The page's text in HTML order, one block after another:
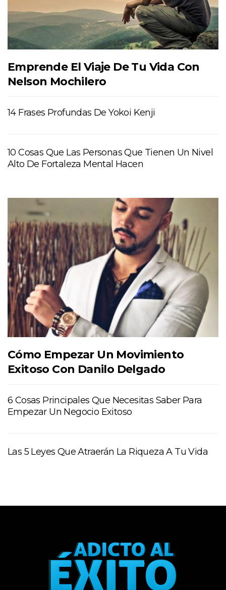
Emprende El Viaje De Tu Vida Con
Nelson Mochilero
14 Frases Profundas De Yokoi Kenji
10 Cosas Que Las Personas Que Tienen Un Nivel
Alto De Fortaleza Mental Hacen
Cómo Empezar Un Movimiento
Exitoso Con Danilo Delgado
6 Cosas Principales Que Necesitas Saber Para
Empezar Un Negocio Exitoso
Las 5 Leyes Que Atraerán La Riqueza A Tu Vida